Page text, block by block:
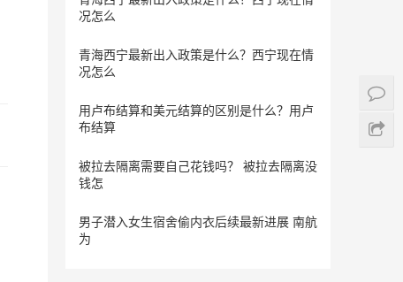
况怎么
青海西宁最新出入政策是什么？西宁现在情
况怎么
用卢布结算和美元结算的区别是什么？用卢
布结算
被拉去隔离需要自己花钱吗？ 被拉去隔离没
钱怎
男子潜入女生宿舍偷内衣后续最新进展 南航
为